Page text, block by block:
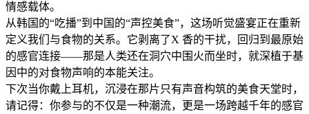
情感载体。
从韩国的“吃播”到中国的“声控美食”，这场听觉盛宴正在重新
定义我们与食物的关系。它剥离了X 香的干扰，回归到最原始
的感官连接——那是人类还在洞穴中围火而坐时，就深植于基
因中的对食物声响的本能关注。
下次当你戴上耳机，沉浸在那片只有声音构筑的美食天堂时，
请记得：你参与的不仅是一种潮流，更是一场跨越千年的感官